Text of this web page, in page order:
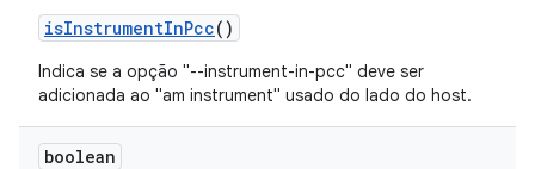
isInstrumentInPcc()
Indica se a opção "--instrument-in-pcc" deve ser
adicionada ao "am instrument" usado do lado do host.
boolean